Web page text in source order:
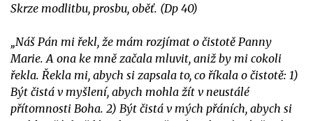
Skrze modlitbu, prosbu, oběť. (Dp 40)
„Náš Pán mi řekl, že mám rozjímat o čistotě Panny
Marie. A ona ke mně začala mluvit, aniž by mi cokoli
řekla. Řekla mi, abych si zapsala to, co říkala o čistotě: 1)
Být čistá v myšlení, abych mohla žít v neustálé
přítomnosti Boha. 2) Být čistá v mých přáních, abych si